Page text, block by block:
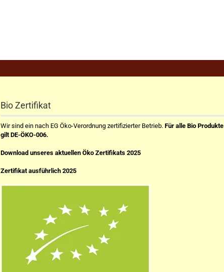
Bio Zertifikat
Wir sind ein nach EG Öko-Verordnung zertifizierter Betrieb. Für alle Bio Produkte
gilt DE-ÖKO-006.
Download unseres aktuellen Öko Zertifikats 2025
Zertifikat ausführlich 2025